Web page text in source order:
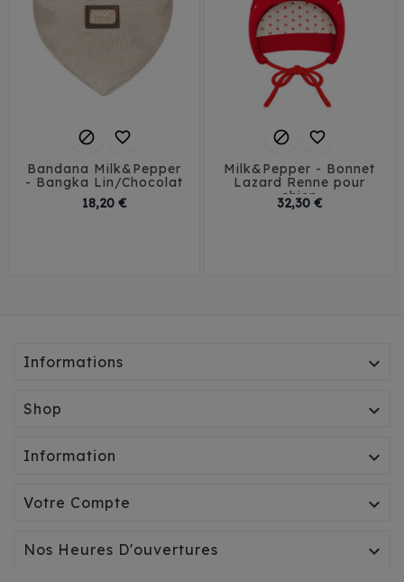
 
Bandana Milk&Pepper
- Bangka Lin/Chocolat
18,20 €Prix
 
Milk&Pepper - Bonnet
Lazard Renne pour
chien
32,30 €Prix
Informations 
Shop 
Information 
Votre Compte 
Nos Heures D'ouvertures 